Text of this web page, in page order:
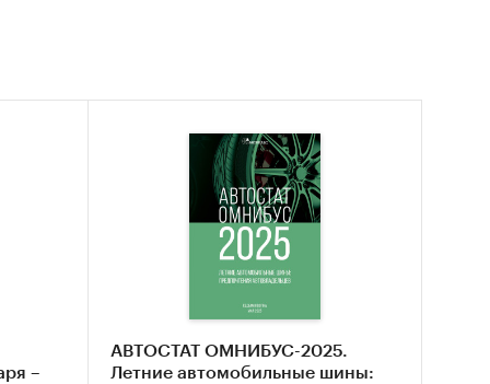
в
по
от
–
АВТОСТАТ ОМНИБУС-2025.
Летние автомобильные шины: